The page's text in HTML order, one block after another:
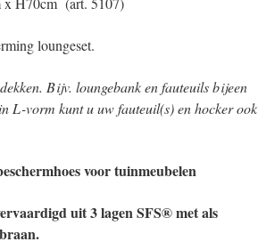
loungeset.
Bijv. loungebank en fauteuils bijeen
L-vorm kunt u uw fauteuil(s) en hocker ook
voor tuinmeubelen
uit 3 lagen SFS® met als